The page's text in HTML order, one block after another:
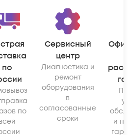
по
по
Сервисный
центр
Диагностика и
ремонт
оборудования
в
согласованные
сроки
и